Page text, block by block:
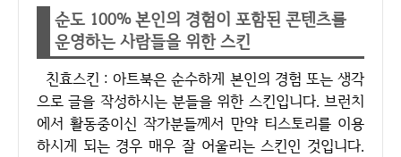
순도 100% 본인의 경험이 포함된 콘텐츠를
운영하는 사람들을 위한 스킨
친효스킨 : 아트북은 순수하게 본인의 경험 또는 생각
으로 글을 작성하시는 분들을 위한 스킨입니다. 브런치
에서 활동중이신 작가분들께서 만약 티스토리를 이용
하시게 되는 경우 매우 잘 어울리는 스킨인 것입니다.